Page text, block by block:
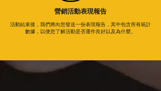
營銷活動表現報告
活動結束後，我們將向您發送一份表現報告，其中包含所有統計
數據，以便您了解活動是否運作良好以及為什麼。